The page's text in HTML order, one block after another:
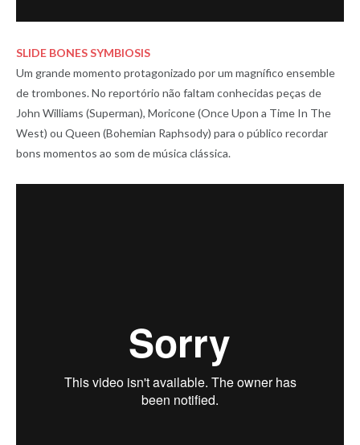
SLIDE BONES SYMBIOSIS
Um grande momento protagonizado por um magnífico ensemble
de trombones. No reportório não faltam conhecidas peças de
John Williams (Superman), Moricone (Once Upon a Time In The
West) ou Queen (Bohemian Raphsody) para o público recordar
bons momentos ao som de música clássica.